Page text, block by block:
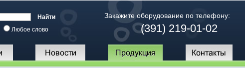
Любое слово
Закажите оборудование по телефону:
(391) 219-01-02